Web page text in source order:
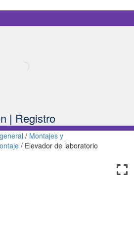
| Registro
/ Montajes y
/ Elevador de laboratorio